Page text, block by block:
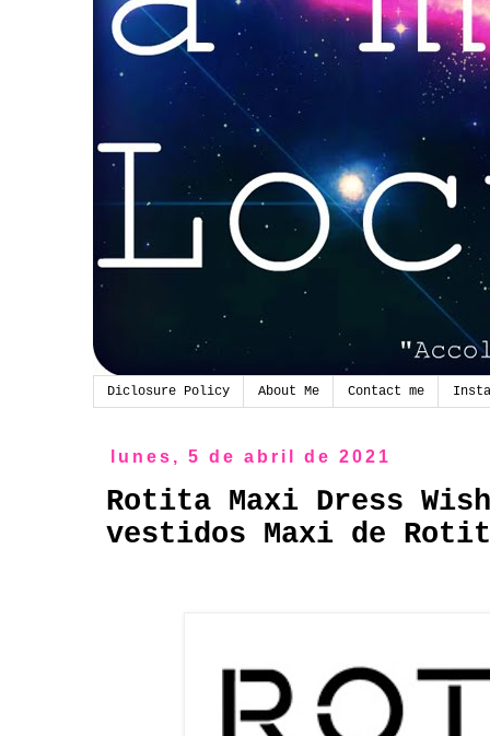
Diclosure Policy About Me Contact me
lunes, 5 de abril de 2021
Rotita Maxi Dress
vestidos Maxi de